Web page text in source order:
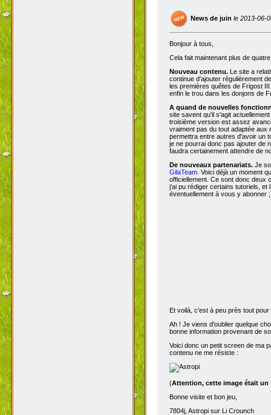
News de juin le 2013-06-
Bonjour à tous,
Cela fait maintenant plus de
Nouveau contenu. Le site a
continue d'ajouter régulièrement
les premières quêtes de Frigost
enfin le trou dans les donjons de
A quand de nouvelles
site savent qu'il s'agit
troisième version est assez
vraiment pas du tout adaptée aux
permettra entre autres d'avoir un
je ne pourrai donc pas ajouter de
faudra certainement attendre de
De nouveaux partenariats. Je
GilaTeam . Voici déjà un moment
officiellement. Ce sont donc deux
j'ai pu rédiger certains tutoriels,
éventuellement à vous y abonner
Et voilà, c'est à peu près tout
Ah ! Je viens d'oublier quelque
bonne information provenant de
Voici donc un petit screen de ma
contenu ne me résiste :
(Attention, cette image était un
Bonne visite et bon jeu,
7804j, Astropi sur Li Crounch